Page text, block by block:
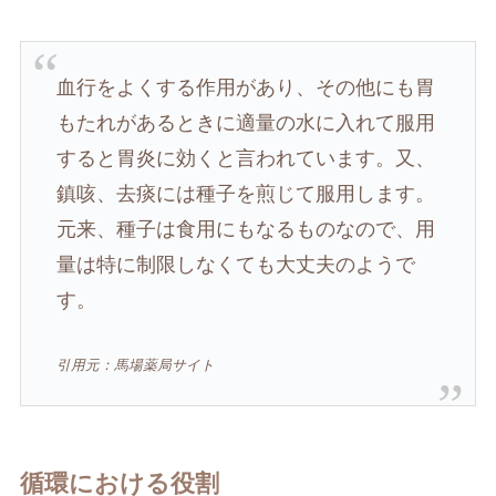
血行をよくする作用があり、その他にも胃
もたれがあるときに適量の水に入れて服用
すると胃炎に効くと言われています。又、
鎮咳、去痰には種子を煎じて服用します。
元来、種子は食用にもなるものなので、用
量は特に制限しなくても大丈夫のようで
す。
引用元：馬場薬局サイト
循環における役割